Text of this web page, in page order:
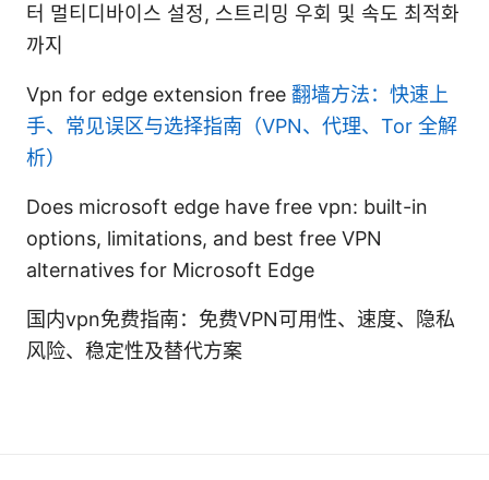
터 멀티디바이스 설정, 스트리밍 우회 및 속도 최적화
까지
Vpn for edge extension free 翻墙方法：快速上
手、常见误区与选择指南（VPN、代理、Tor 全解
析）
Does microsoft edge have free vpn: built-in
options, limitations, and best free VPN
alternatives for Microsoft Edge
国内vpn免费指南：免费VPN可用性、速度、隐私
风险、稳定性及替代方案